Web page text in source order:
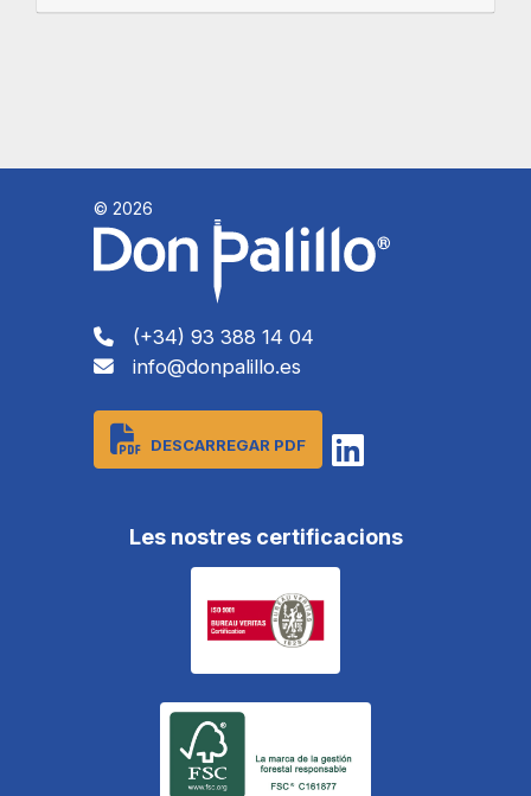
© 2026
(+34) 93 388 14 04
info@donpalillo.es
DESCARREGAR PDF
Les nostres certificacions